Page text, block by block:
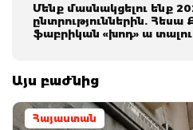
Մենք մասնակցելու ենք
ընտրություններին. Հեսա
ֆաբրիկան «խոդ» ա
Այս բաժնից
Հայաստան